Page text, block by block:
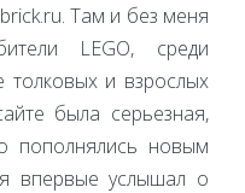
Там и без меня
LEGO, среди
толковых и взрослых
была серьезная,
пополнялись новым
впервые услышал о